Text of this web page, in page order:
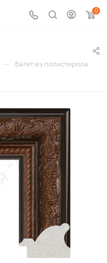
0
— Багет из полистирола